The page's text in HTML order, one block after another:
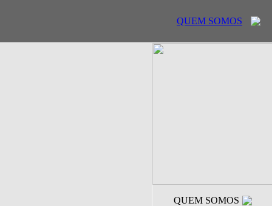
QUEM SOMOS
QUEM SOMOS